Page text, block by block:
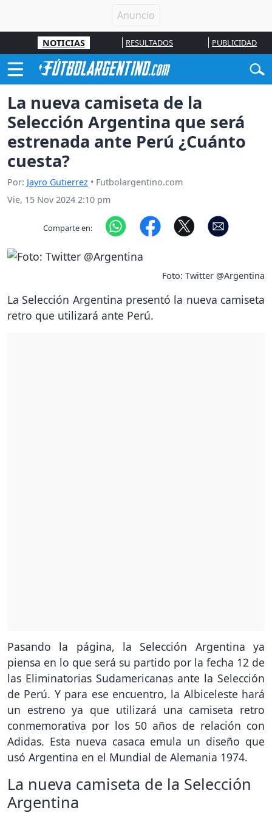
NOTICIAS RESULTADOS PUBLICIDAD
La nueva camiseta de la
Selección Argentina que será
estrenada ante Perú ¿Cuánto
cuesta?
Por: Jayro Gutierrez • Futbolargentino.com
Vie, 15 Nov 2024 2:10 pm
Comparte en:
Foto: Twitter @Argentina
La Selección Argentina presentó la nueva camiseta
retro que utilizará ante Perú.
Pasando la página, la Selección Argentina ya
piensa en lo que será su partido por la fecha 12 de
las Eliminatorias Sudamericanas ante la Selección
de Perú. Y para ese encuentro, la Albiceleste hará
un estreno ya que utilizará una camiseta retro
conmemorativa por los 50 años de relación con
Adidas. Esta nueva casaca emula un diseño que
usó Argentina en el Mundial de Alemania 1974.
La nueva camiseta de la Selección
Argentina